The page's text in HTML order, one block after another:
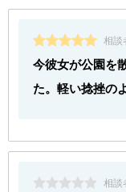
相談
今彼女が公園を
た。軽い捻挫の
相談